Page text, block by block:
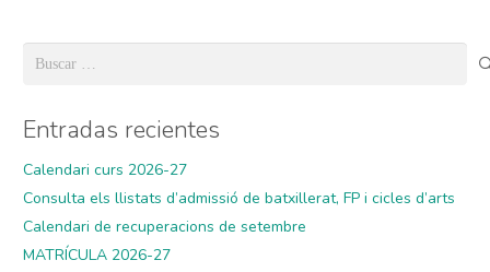
Buscar:
Entradas recientes
Calendari curs 2026-27
Consulta els llistats d’admissió de batxillerat, FP i cicles d’arts
Calendari de recuperacions de setembre
MATRÍCULA 2026-27